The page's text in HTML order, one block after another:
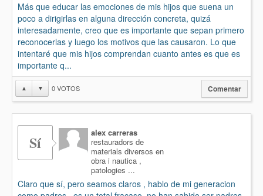
Más que educar las emociones de mis hijos que suena un
poco a dirigirlas en alguna dirección concreta, quizá
interesadamente, creo que es importante que sepan primero
reconocerlas y luego los motivos que las causaron. Lo que
intentaré que mis hijos comprendan cuanto antes es que es
importante q...
▲ ▼ 0VOTOS Comentar
Sí
alex carreras
restauradors de
materials diversos en
obra i nautica ,
patologies ...
Claro que sí, pero seamos claros , hablo de mi generacion